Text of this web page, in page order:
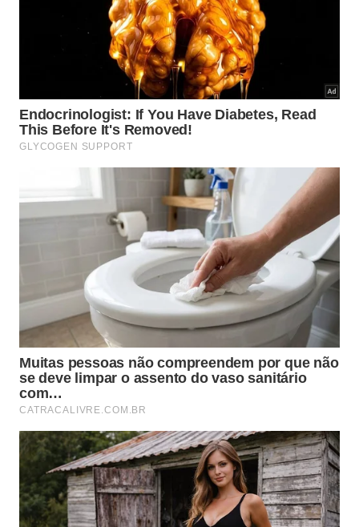
Dificuldade em manter contato visual durante
conversas presenciais devido ao uso do aparelho.
Sentimento de ansiedade ou desconforto quando
o celular está fora do alcance imediato das mãos.
Necessidade de checar as redes sociais
Perda da noção do tempo gasto em aplicativos
de mensagens durante o período de descanso.
Por que o comportamento impulsivo
afeta o sistema de recompensa?
O cérebro humano é naturalmente programado para
buscar estímulos que tragam satisfação rápida, e as
notificações das redes sociais funcionam como
gatilhos perfeitos para esse mecanismo biológico.
Ao responder prontamente a um alerta, o indivíduo
recebe uma pequena dose de gratificação
instantânea, o que reforça o desejo de repetir a
ação sempre que o dispositivo sinalizar uma
novidade.